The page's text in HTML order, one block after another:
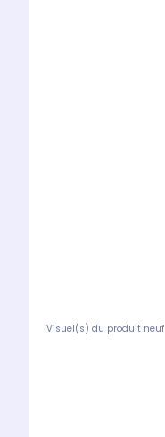
Visuel(s) du produit neuf